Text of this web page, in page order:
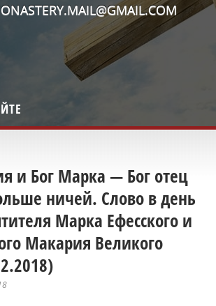
и Бог Марка — Бог отец
ничей. Слово в день
Марка Ефесского и
Макария Великого